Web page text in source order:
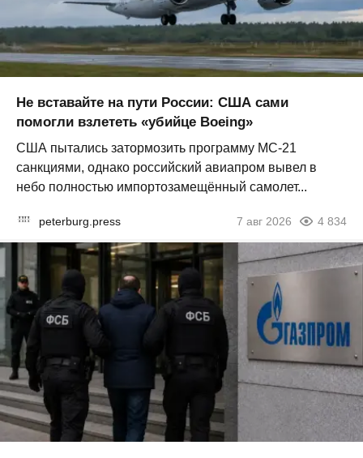
Не вставайте на пути России: США сами
помогли взлететь «убийце Boeing»
США пытались затормозить программу МС-21
санкциями, однако российский авиапром вывел в
небо полностью импортозамещённый самолет...
peterburg.press 7 авг 2026 4 834